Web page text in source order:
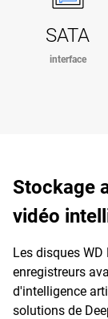
SATA
interface
Stockage
vidéo
Les disques
enregistreurs
d'intelligence
solutions de